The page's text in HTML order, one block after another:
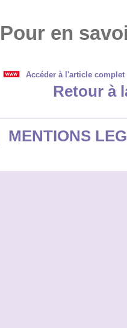
Pour en
Accéder à l'article complet
Retour à
MENTIONS